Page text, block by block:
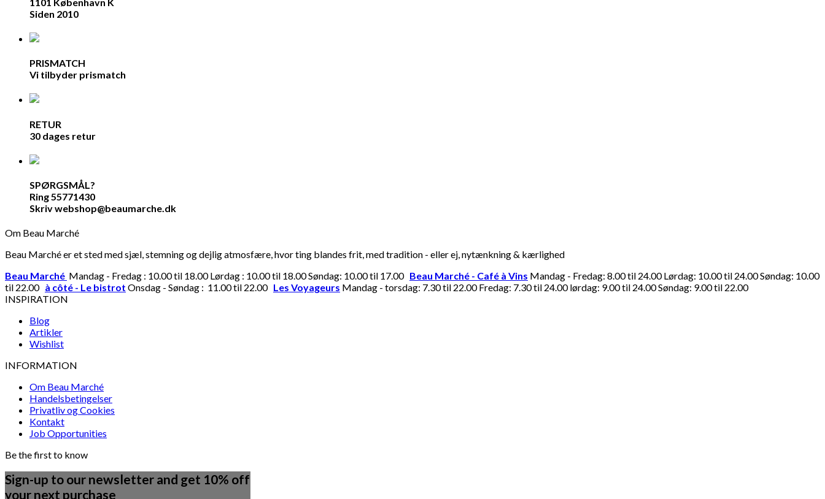
Siden 2010
PRISMATCH
Vi tilbyder prismatch
RETUR
30 dages retur
SPØRGSMÅL?
Ring 55771430
Skriv webshop@beaumarche.dk
Om Beau Marché
Beau Marché er et sted med sjæl, stemning og dejlig atmosfære, hvor ting blandes frit, med tradition - eller ej, nytænkning & kærlighed
Beau Marché Mandag - Fredag : 10.00 til 18.00 Lørdag : 10.00 til 18.00 Søndag: 10.00 til 17.00 Beau Marché - Café à Vins Mandag - Fredag: 8.00 til 24.00 Lørdag: 10.00 til 24.00 Søndag: 10.00
til 22.00 à côté - Le bistrot Onsdag - Søndag : 11.00 til 22.00 Les Voyageurs Mandag - torsdag: 7.30 til 22.00 Fredag: 7.30 til 24.00 lørdag: 9.00 til 24.00 Søndag: 9.00 til 22.00
INSPIRATION
Blog
Artikler
Wishlist
INFORMATION
Om Beau Marché
Handelsbetingelser
Privatliv og Cookies
Kontakt
Job Opportunities
Be the first to know
Sign-up to our newsletter and get 10% off
your next purchase